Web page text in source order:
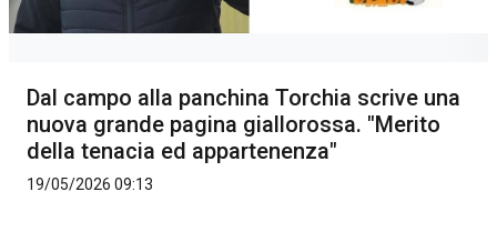
Dal campo alla panchina Torchia scrive una
nuova grande pagina giallorossa. "Merito
della tenacia ed appartenenza"
19/05/2026 09:13